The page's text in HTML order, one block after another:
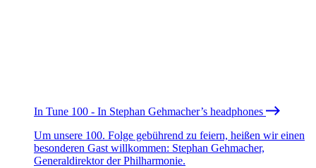
In Tune 100 - In Stephan Gehmacher’s headphones
Um unsere 100. Folge gebührend zu feiern, heißen wir einen
besonderen Gast willkommen: Stephan Gehmacher,
Generaldirektor der Philharmonie.